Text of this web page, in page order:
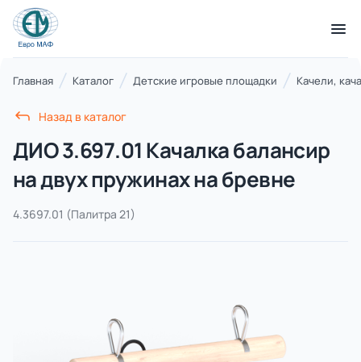
КАТАЛОГ ТОВАРОВ
21 категория
Благоустройство территорий
Комплексы для лазания
Главная Каталог Детские игровые площадки Качели,
Назад в каталог
ДИО 3.697.01 Качалка балансир
на двух пружинах на бревне
4.3697.01 (Палитра 21)